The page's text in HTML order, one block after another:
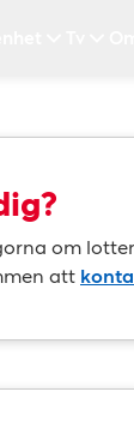
om
att